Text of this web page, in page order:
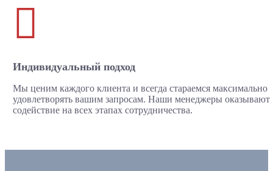

Индивидуальный подход
Мы ценим каждого клиента и всегда стараемся максимально
удовлетворять вашим запросам. Наши менеджеры оказывают
содействие на всех этапах сотрудничества.